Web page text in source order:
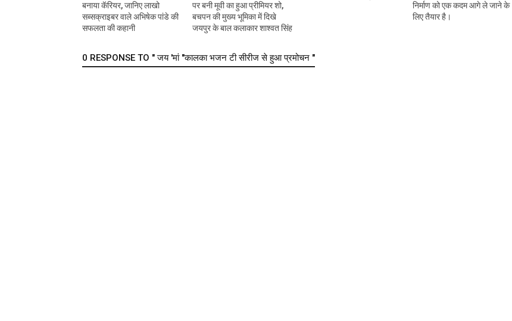
बनाया कॅरियर, जानिए लाखो
सब्सक्राइबर वाले अभिषेक पांडे की
सफलता की कहानी
पर बनी मूवी का हुआ प्रीमियर शो,
बचपन की मुख्य भूमिका में दिखे
जयपुर के बाल कलाकार शाश्वत सिंह
निर्माण को एक कदम आगे ले जाने के
लिए तैयार है।
0 RESPONSE TO " जय 'मां "कालका भजन टी सीरीज से हुआ प्रमोचन "